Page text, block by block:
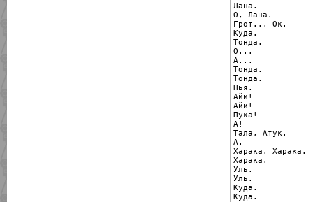
Лана.
О, Лана.
Грот... Ок.
Куда.
Тонда.
О...
А...
Тонда.
Тонда.
Нья.
Айи!
Айи!
Пука!
А!
Тала, Атук.
А.
Харака. Харака.
Харака.
Уль.
Уль.
Куда.
Куда.